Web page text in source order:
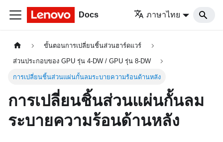
Docs ภาษาไทย
ขั้นตอนการเปลี่ยนชิ้นส่วนฮาร์ดแวร์
ส่วนประกอบของ GPU รุ่น 4-DW / GPU รุ่น 8-DW
การเปลี่ยนชิ้นส่วนแผ่นกั้นลมระบายความร้อนด้านหลัง
การเปลี่ยนชิ้นส่วนแผ่นกั้นลม
ระบายความร้อนด้านหลัง